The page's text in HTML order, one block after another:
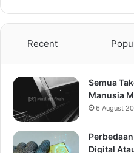
Recent
Semua
Manusia
6 August
Digital